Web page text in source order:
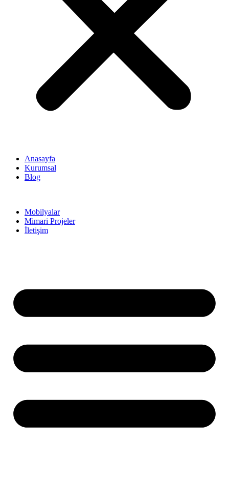
Anasayfa
Kurumsal
Blog
Mobilyalar
Mimari Projeler
İletişim